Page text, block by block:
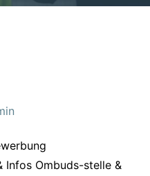
Infos Ombuds-stelle &